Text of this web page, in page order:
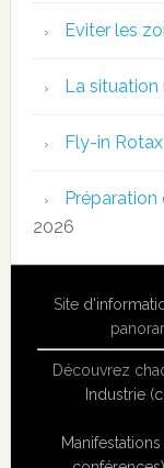
Eviter les
La situation
Fly-in
2026
Site
Découvrez
Industrie